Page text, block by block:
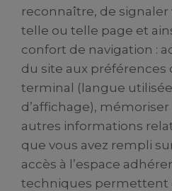
reconnaître, de signaler
telle ou telle page et
confort de navigation :
du site aux préférences
terminal (langue
d’affichage),
autres informations
que vous avez rempli
accès à l’espace
techniques